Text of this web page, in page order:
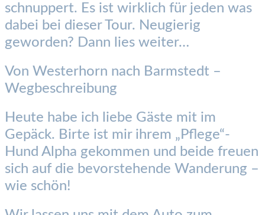
schnuppert. Es ist wirklich für jeden was
dabei bei dieser Tour. Neugierig
geworden? Dann lies weiter…
Von Westerhorn nach Barmstedt –
Wegbeschreibung
Heute habe ich liebe Gäste mit im
Gepäck. Birte ist mir ihrem „Pflege“-
Hund Alpha gekommen und beide freuen
sich auf die bevorstehende Wanderung –
wie schön!